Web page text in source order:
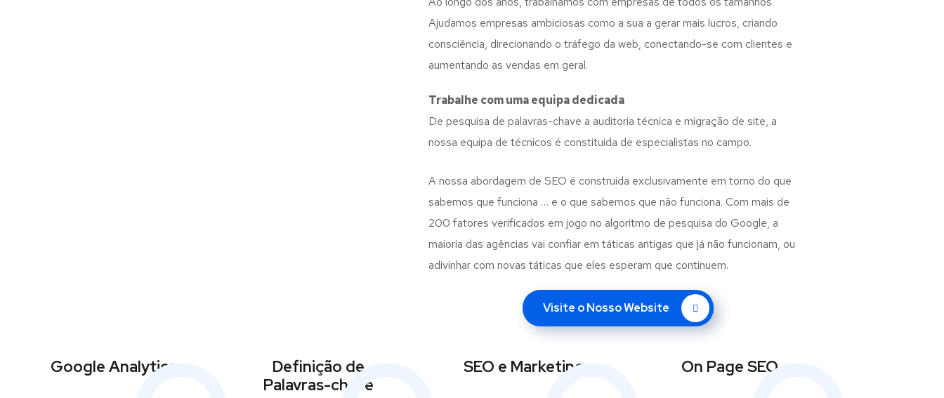
Ajudamos empresas ambiciosas como a sua a gerar mais lucros, criando
consciência, direcionando o tráfego da web, conectando-se com clientes e
aumentando as vendas em geral.
Trabalhe com umaequipa dedicada
De pesquisa de palavras-chave a auditoria técnica e migração de site, a
nossa equipa de técnicos é constituida de especialistas no campo.
A nossa abordagem de SEO é construída exclusivamente em torno do que
sabemos que funciona … e o que sabemos que não funciona. Com mais de
200 fatores verificados em jogo no algoritmo de pesquisa do Google, a
maioria das agências vai confiar em táticas antigas que já não funcionam, ou
adivinhar com novas táticas que eles esperam que continuem.
Visite o Nosso Website
Google Analytics
Definição de
Palavras-chave
SEO e Marketing On Page SEO